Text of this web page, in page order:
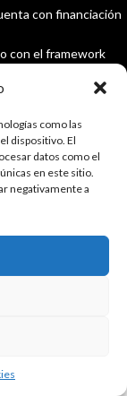
como las
dispositivo. El
datos como el
en este sitio.
negativamente a
con financiación
con el framework